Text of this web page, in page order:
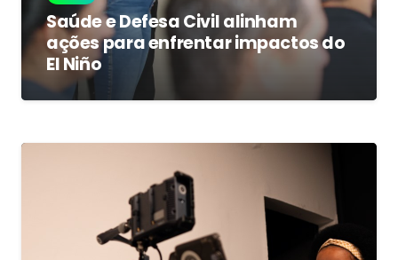
Saúde e Defesa Civil alinham
ações para enfrentar impactos do
El Niño